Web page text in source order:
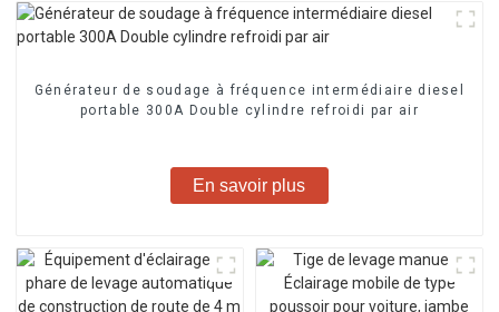
Générateur de soudage à fréquence intermédiaire diesel
portable 300A Double cylindre refroidi par air
En savoir plus